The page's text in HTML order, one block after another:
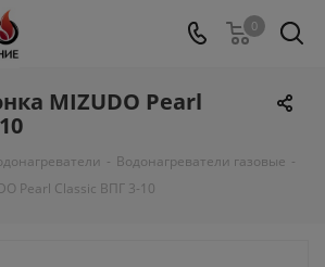
0
MIZUDO Pearl
- Водонагреватели газовые -
Pearl Classic ВПГ 3-10